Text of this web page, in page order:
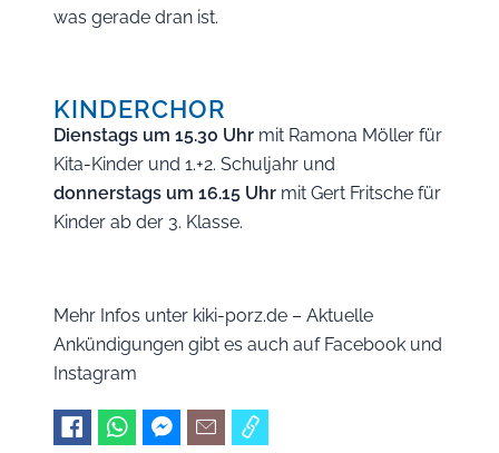
was gerade dran ist.
KINDERCHOR
Dienstags um 15.30 Uhr mit Ramona Möller für
Kita-Kinder und 1.+2. Schuljahr und
donnerstags um 16.15 Uhr mit Gert Fritsche für
Kinder ab der 3. Klasse.
Mehr Infos unter kiki-porz.de – Aktuelle
Ankündigungen gibt es auch auf Facebook und
Instagram